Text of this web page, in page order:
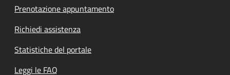
Prenotazione appuntamento
Richiedi assistenza
Statistiche del portale
Leggi le FAQ